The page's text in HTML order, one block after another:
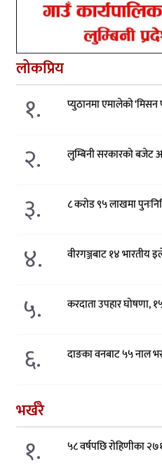
लोकप्रिय
१. प्युठानमा एमालेको ‘मिसन
२. लुम्बिनी सरकारको बजेट
३. ८ करोड ९५ लाखमा
४. वीरगञ्जबाट १४ भारतीय
५. करदाता उपहार घोषणा,
६. दाङका वनबाट ५५ नाल
भर्खरै
१. ५८ वर्षपछि रोहिणीका